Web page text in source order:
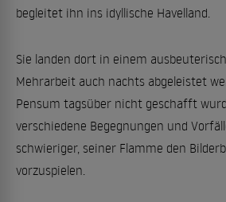
begleitet ihn ins idyllische Havelland.
Sie landen dort in einem
Mehrarbeit auch nachts abgeleistet
Pensum tagsüber nicht geschafft
verschiedene Begegnungen und
schwieriger, seiner Flamme den
vorzuspielen.